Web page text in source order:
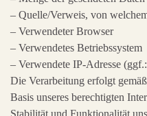
– Quelle/Verweis, von
– Verwendeter Browser
– Verwendetes Betriebssystem
– Verwendete IP-Adresse
Die Verarbeitung erfolgt
Basis unseres berechtigten
Stabilität und Funktionalität